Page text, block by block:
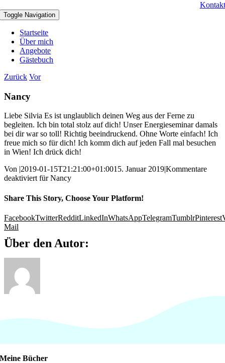
Kontakt
Toggle Navigation
Startseite
Über mich
Angebote
Gästebuch
Zurück Vor
Nancy
Liebe Silvia Es ist unglaublich deinen Weg aus der Ferne zu
begleiten. Ich bin total stolz auf dich! Unser Energieseminar damals
bei dir war so toll! Richtig beeindruckend. Ohne Worte einfach! Ich
freue mich so für dich! Ich komm dich auf jeden Fall mal besuchen
in Wien! Ich drück dich!
Von |2019-01-15T21:21:00+01:0015. Januar 2019|Kommentare
deaktiviertfür Nancy
Share This Story, Choose Your Platform!
FacebookTwitterRedditLinkedInWhatsAppTelegramTumblrPinterest
Mail
Über den Autor:
Meine Bücher